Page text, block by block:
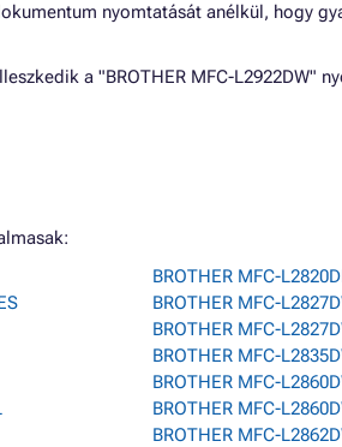
nyomtatását anélkül, hogy
a "BROTHER MFC-L2922DW"
BROTHER MFC-
BROTHER MFC-
BROTHER MFC-
BROTHER MFC-
BROTHER MFC-
BROTHER MFC-
BROTHER MFC-